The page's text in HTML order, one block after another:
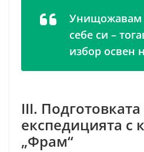
Унищожавам
себе си –
избор освен
III. Подготовката
експедицията с
„Фрам“